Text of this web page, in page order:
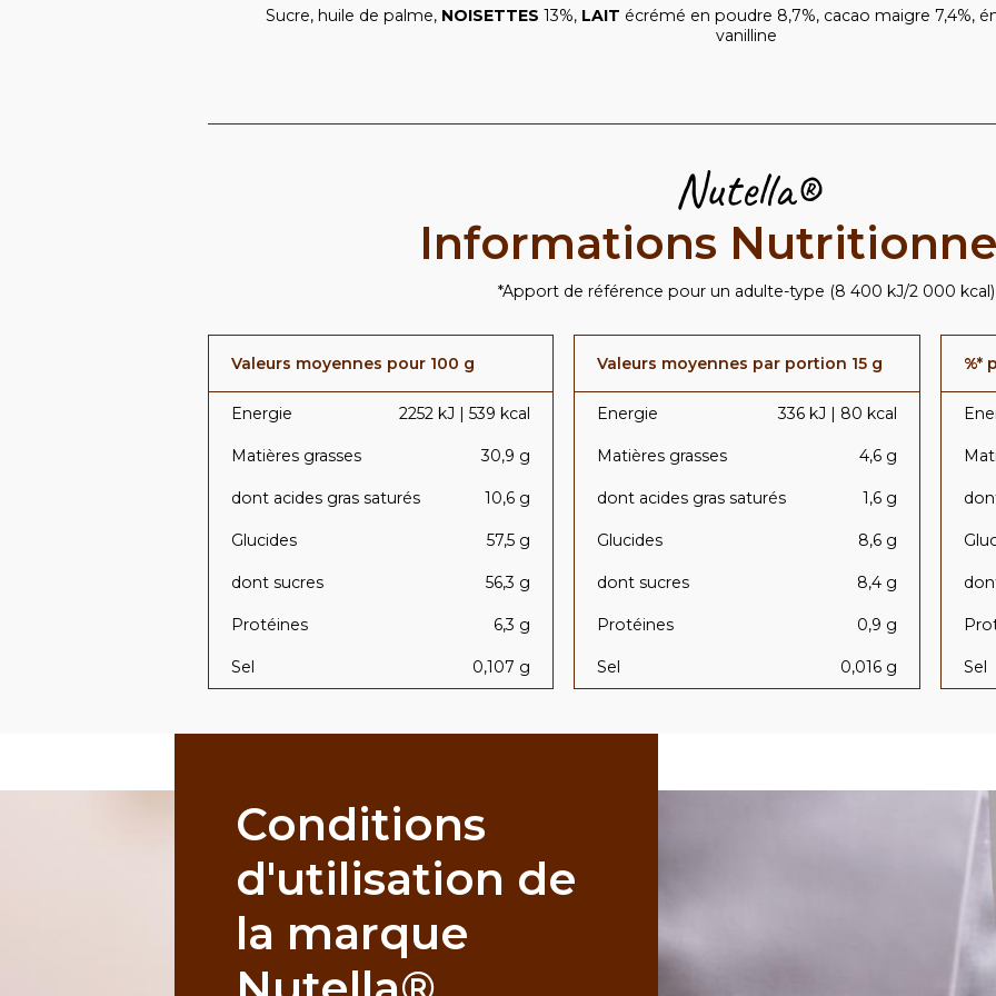
Sucre, huile de palme, NOISETTES 13%, LAIT écrémé en poudre 8,7%, cacao maigre 7,4%,
vanilline
Nutella®
Informations
*Apport de référence pour un adulte-type (8 400 kJ/2 000 kcal)
Valeurs moyennes pour 100 g
Energie 2252 kJ | 539 kcal
Matières grasses 30,9 g
dont acides gras saturés 10,6 g
Glucides 57,5 g
dont sucres 56,3 g
Protéines 6,3 g
Sel 0,107 g
Valeurs moyennes par portion 15 g
Energie 336 kJ | 80 kcal
Matières grasses 4,6 g
dont acides gras saturés 1,6 g
Glucides 8,6 g
dont sucres 8,4 g
Protéines 0,9 g
Sel 0,016 g
%*
Sel
Conditions
d'utilisation de
la marque